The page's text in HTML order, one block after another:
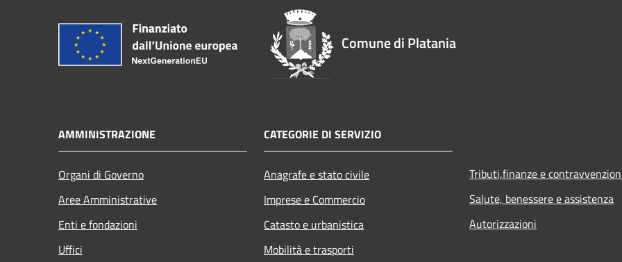
Comune di Platania
AMMINISTRAZIONE
Organi di Governo
Aree Amministrative
Enti e fondazioni
Uffici
CATEGORIE DI SERVIZIO
Anagrafe e stato civile
Imprese e Commercio
Catasto e urbanistica
Mobilità e trasporti
Tributi,finanze e
Salute, benessere e assistenza
Autorizzazioni